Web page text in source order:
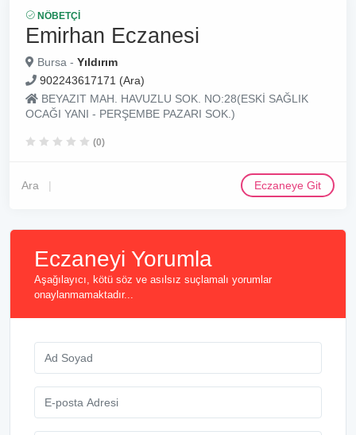
NÖBETÇI
Emirhan Eczanesi
Bursa - Yıldırım
902243617171 (Ara)
BEYAZIT MAH. HAVUZLU SOK. NO:28(ESKİ SAĞLIK
OCAĞI YANI - PERŞEMBE PAZARI SOK.)
(0)
Ara Eczaneye Git
Eczaneyi Yorumla
Aşağılayıcı, kötü söz ve asılsız suçlamalı yorumlar
onaylanmamaktadır...